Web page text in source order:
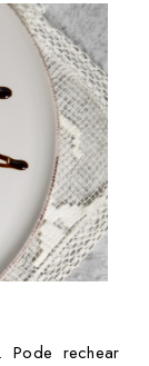
Pode rechear